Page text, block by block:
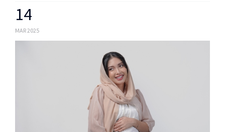
Mengapa Good Doctor
14
MAR 2025